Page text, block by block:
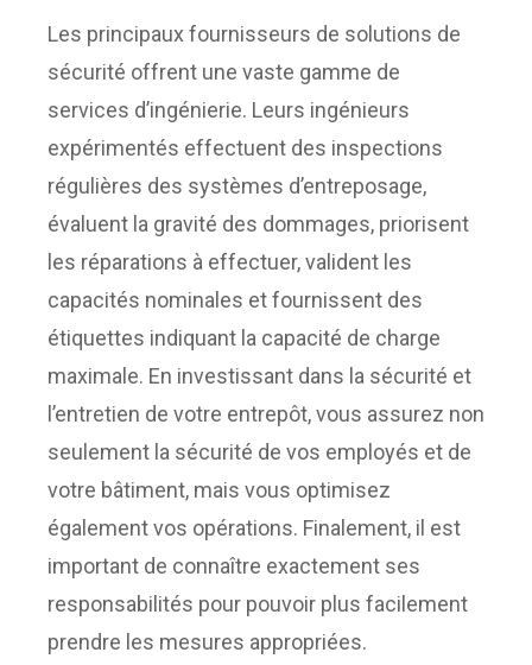
Les principaux fournisseurs de solutions de
sécurité offrent une vaste gamme de
services d’ingénierie. Leurs ingénieurs
expérimentés effectuent des inspections
régulières des systèmes d’entreposage,
évaluent la gravité des dommages, priorisent
les réparations à effectuer, valident les
capacités nominales et fournissent des
étiquettes indiquant la capacité de charge
maximale. En investissant dans la sécurité et
l’entretien de votre entrepôt, vous assurez non
seulement la sécurité de vos employés et de
votre bâtiment, mais vous optimisez
également vos opérations. Finalement, il est
important de connaître exactement ses
responsabilités pour pouvoir plus facilement
prendre les mesures appropriées.